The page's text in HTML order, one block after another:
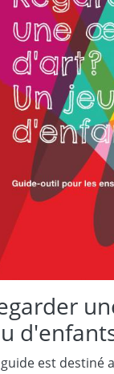
guide est destiné